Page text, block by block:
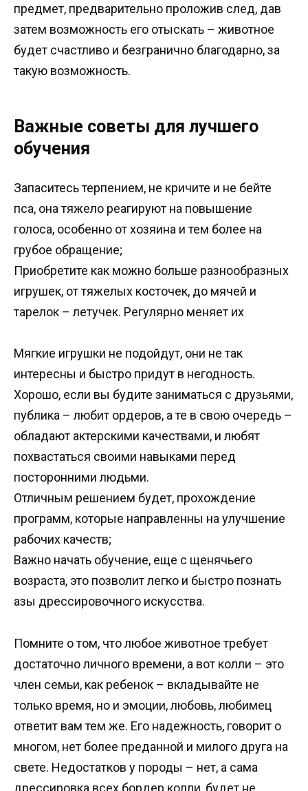
предмет, предварительно проложив след, дав
затем возможность его отыскать – животное
будет счастливо и безгранично благодарно, за
такую возможность.
Важные советы для лучшего
обучения
Запаситесь терпением, не кричите и не бейте
пса, она тяжело реагируют на повышение
голоса, особенно от хозяина и тем более на
грубое обращение;
Приобретите как можно больше разнообразных
игрушек, от тяжелых косточек, до мячей и
тарелок – летучек. Регулярно меняет их
Мягкие игрушки не подойдут, они не так
интересны и быстро придут в негодность.
Хорошо, если вы будите заниматься с друзьями,
публика – любит ордеров, а те в свою очередь –
обладают актерскими качествами, и любят
похвастаться своими навыками перед
посторонними людьми.
Отличным решением будет, прохождение
программ, которые направленны на улучшение
рабочих качеств;
Важно начать обучение, еще с щенячьего
возраста, это позволит легко и быстро познать
азы дрессировочного искусства.
Помните о том, что любое животное требует
достаточно личного времени, а вот колли – это
член семьи, как ребенок – вкладывайте не
только время, но и эмоции, любовь, любимец
ответит вам тем же. Его надежность, говорит о
многом, нет более преданной и милого друга на
свете. Недостатков у породы – нет, а сама
дрессировка всех бордер колли, будет не